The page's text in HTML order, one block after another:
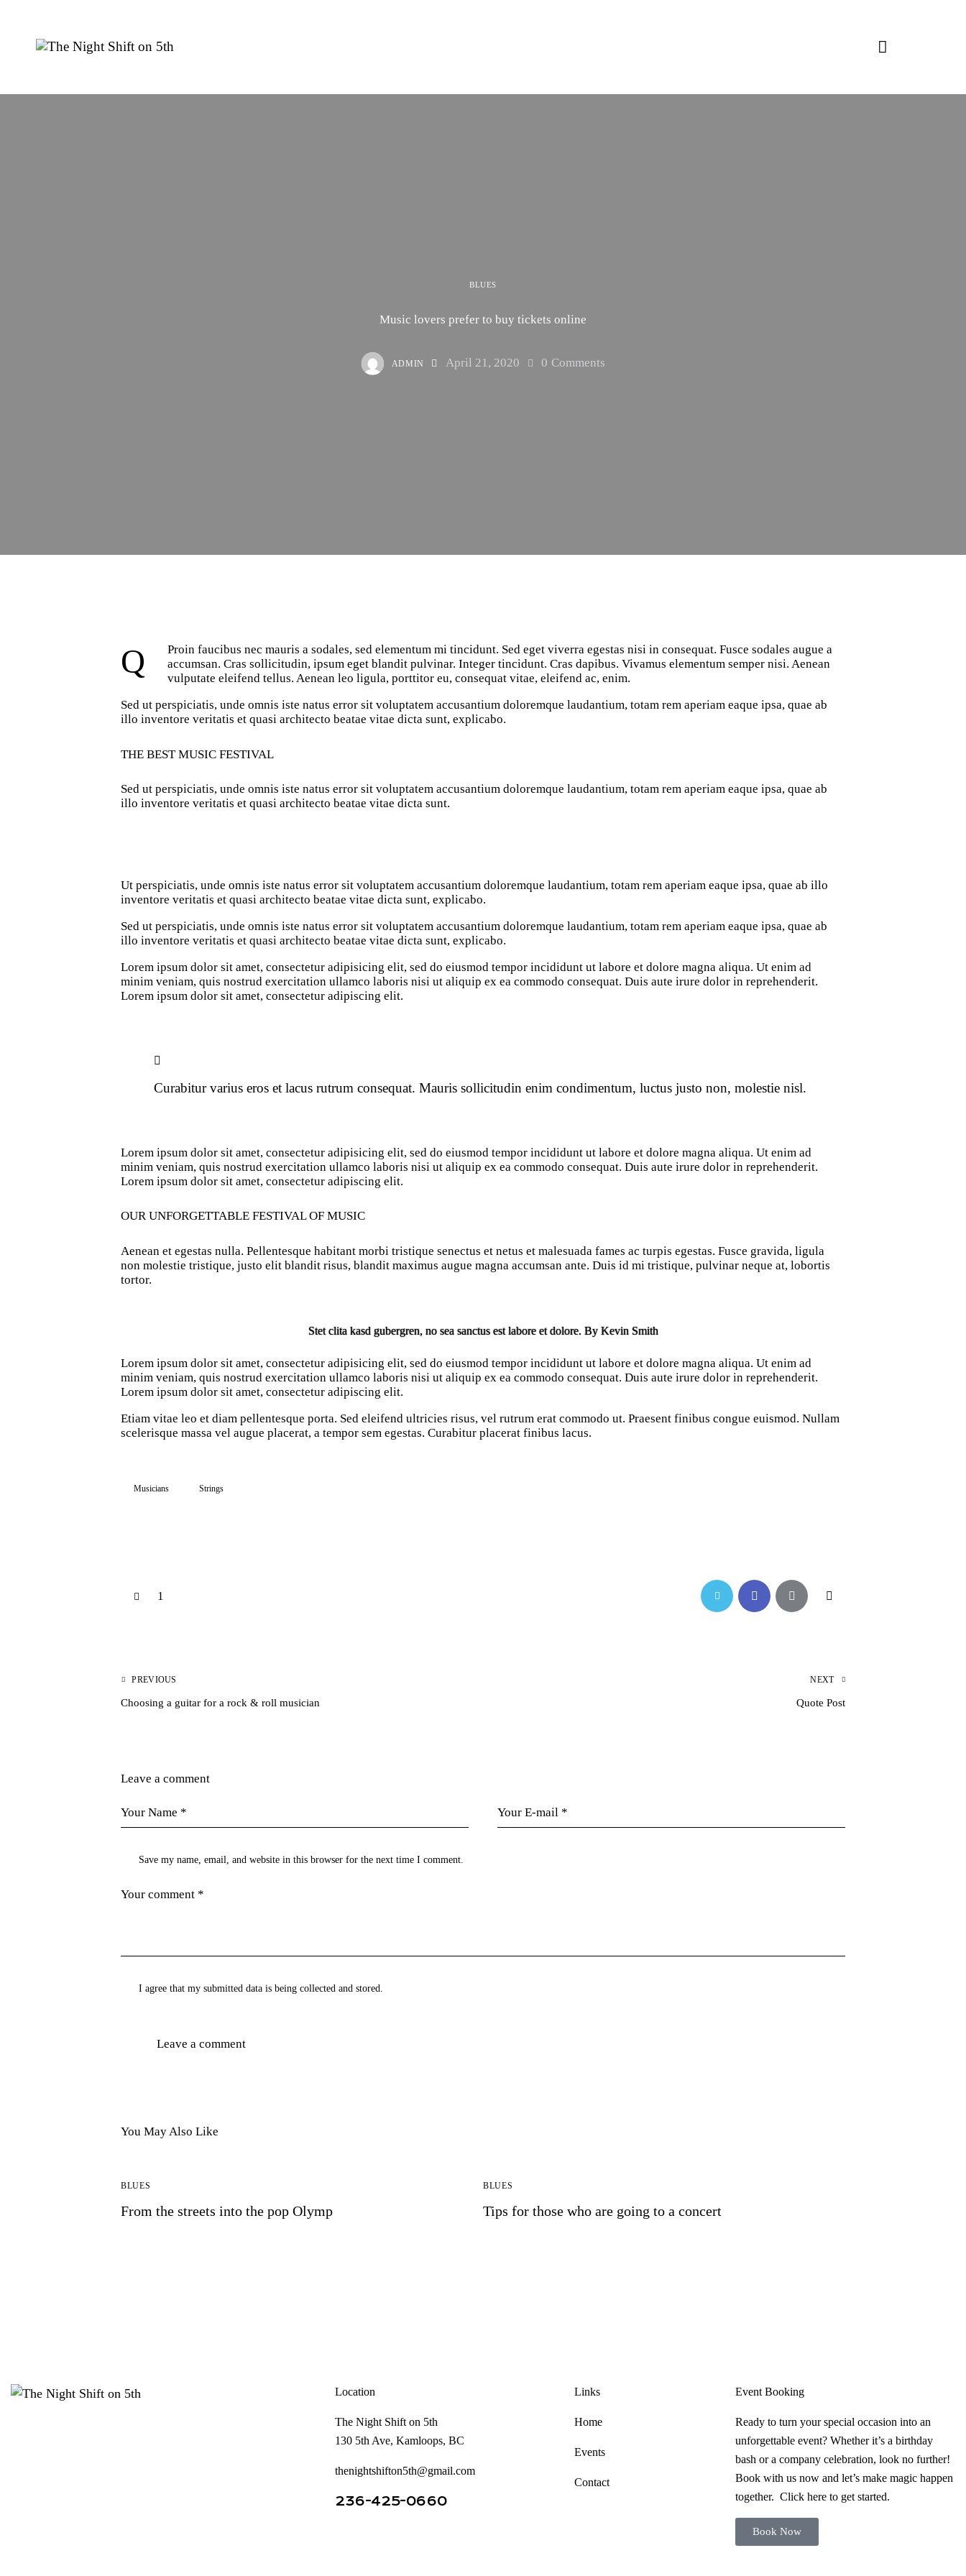
BLUES
Music lovers prefer to buy tickets online
ADMIN April 21, 2020 0 Comments
Q
Proin faucibus nec mauris a sodales, sed elementum mi tincidunt. Sed eget viverra egestas nisi in consequat. Fusce sodales augue a
accumsan. Cras sollicitudin, ipsum eget blandit pulvinar. Integer tincidunt. Cras dapibus. Vivamus elementum semper nisi. Aenean
vulputate eleifend tellus. Aenean leo ligula, porttitor eu, consequat vitae, eleifend ac, enim.
Sed ut perspiciatis, unde omnis iste natus error sit voluptatem accusantium doloremque laudantium, totam rem aperiam eaque ipsa, quae ab
illo inventore veritatis et quasi architecto beatae vitae dicta sunt, explicabo.
THE BEST MUSIC FESTIVAL
Sed ut perspiciatis, unde omnis iste natus error sit voluptatem accusantium doloremque laudantium, totam rem aperiam eaque ipsa, quae ab
illo inventore veritatis et quasi architecto beatae vitae dicta sunt.
Ut perspiciatis, unde omnis iste natus error sit voluptatem accusantium doloremque laudantium, totam rem aperiam eaque ipsa, quae ab illo
inventore veritatis et quasi architecto beatae vitae dicta sunt, explicabo.
Sed ut perspiciatis, unde omnis iste natus error sit voluptatem accusantium doloremque laudantium, totam rem aperiam eaque ipsa, quae ab
illo inventore veritatis et quasi architecto beatae vitae dicta sunt, explicabo.
Lorem ipsum dolor sit amet, consectetur adipisicing elit, sed do eiusmod tempor incididunt ut labore et dolore magna aliqua. Ut enim ad
minim veniam, quis nostrud exercitation ullamco laboris nisi ut aliquip ex ea commodo consequat. Duis aute irure dolor in reprehenderit.
Lorem ipsum dolor sit amet, consectetur adipiscing elit.
Curabitur varius eros et lacus rutrum consequat. Mauris sollicitudin enim condimentum, luctus justo non, molestie nisl.
Lorem ipsum dolor sit amet, consectetur adipisicing elit, sed do eiusmod tempor incididunt ut labore et dolore magna aliqua. Ut enim ad
minim veniam, quis nostrud exercitation ullamco laboris nisi ut aliquip ex ea commodo consequat. Duis aute irure dolor in reprehenderit.
Lorem ipsum dolor sit amet, consectetur adipiscing elit.
OUR UNFORGETTABLE FESTIVAL OF MUSIC
Aenean et egestas nulla. Pellentesque habitant morbi tristique senectus et netus et malesuada fames ac turpis egestas. Fusce gravida, ligula
non molestie tristique, justo elit blandit risus, blandit maximus augue magna accumsan ante. Duis id mi tristique, pulvinar neque at, lobortis
tortor.
Stet clita kasd gubergren, no sea sanctus est labore et dolore. By Kevin Smith
Lorem ipsum dolor sit amet, consectetur adipisicing elit, sed do eiusmod tempor incididunt ut labore et dolore magna aliqua. Ut enim ad
minim veniam, quis nostrud exercitation ullamco laboris nisi ut aliquip ex ea commodo consequat. Duis aute irure dolor in reprehenderit.
Lorem ipsum dolor sit amet, consectetur adipiscing elit.
Etiam vitae leo et diam pellentesque porta. Sed eleifend ultricies risus, vel rutrum erat commodo ut. Praesent finibus congue euismod. Nullam
scelerisque massa vel augue placerat, a tempor sem egestas. Curabitur placerat finibus lacus.
Musicians Strings
1
PREVIOUS
Choosing a guitar for a rock & roll musician
NEXT
Quote Post
Leave a comment
Save my name, email, and website in this browser for the next time I comment.
I agree that my submitted data is being collected and stored.
You May Also Like
BLUES
From the streets into the pop Olymp
BLUES
Tips for those who are going to a concert
Location
The Night Shift on 5th
130 5th Ave, Kamloops, BC
thenightshifton5th@gmail.com
236-425-0660
Links
Home
Events
Contact
Event Booking
Ready to turn your special occasion into an
unforgettable event? Whether it’s a birthday
bash or a company celebration, look no further!
Book with us now and let’s make magic happen
together. Click here to get started.
Book Now